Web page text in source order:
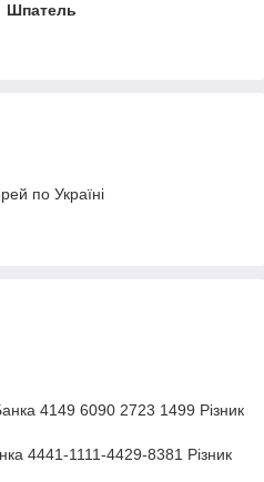
Шпатель
по Україні
4149 6090 2723 1499 Різник
4441-1111-4429-8381 Різник